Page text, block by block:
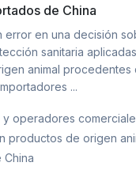
de China
error en una decisión
sanitaria
animal procedentes
...
y operadores
productos de origen